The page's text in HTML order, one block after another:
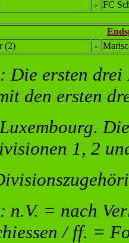
- FC
(2) -
Die ersten drei
den ersten
1, 2
n.V. = nach
/ ff. =